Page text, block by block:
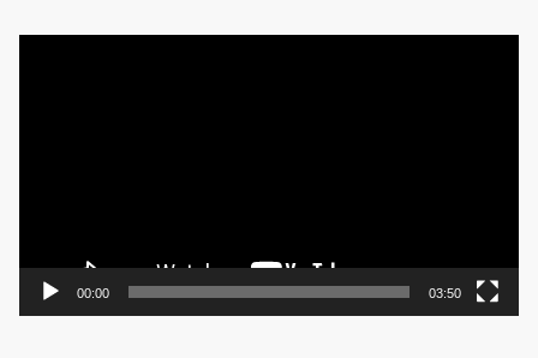
00:00 03:50